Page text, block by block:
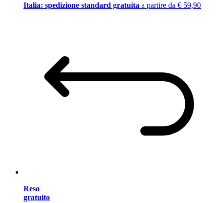
Italia: spedizione standard gratuita a partire da € 59,90
Reso
gratuito